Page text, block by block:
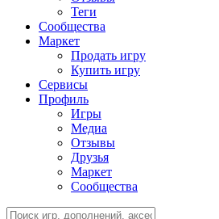
Теги
Сообщества
Маркет
Продать игру
Купить игру
Сервисы
Профиль
Игры
Медиа
Отзывы
Друзья
Маркет
Сообщества